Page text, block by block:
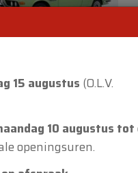
15 augustus (O.L.V.
10 augustus tot
openingsuren.